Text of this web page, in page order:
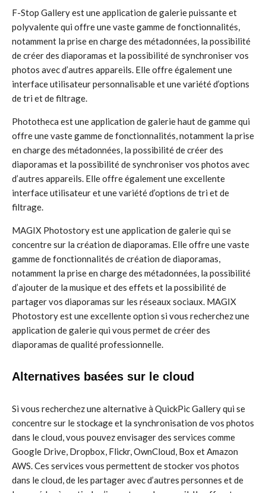
F-Stop Gallery est une application de galerie puissante et
polyvalente qui offre une vaste gamme de fonctionnalités,
notamment la prise en charge des métadonnées, la possibilité
de créer des diaporamas et la possibilité de synchroniser vos
photos avec d’autres appareils. Elle offre également une
interface utilisateur personnalisable et une variété d’options
de tri et de filtrage.
Phototheca est une application de galerie haut de gamme qui
offre une vaste gamme de fonctionnalités, notamment la prise
en charge des métadonnées, la possibilité de créer des
diaporamas et la possibilité de synchroniser vos photos avec
d’autres appareils. Elle offre également une excellente
interface utilisateur et une variété d’options de tri et de
filtrage.
MAGIX Photostory est une application de galerie qui se
concentre sur la création de diaporamas. Elle offre une vaste
gamme de fonctionnalités de création de diaporamas,
notamment la prise en charge des métadonnées, la possibilité
d’ajouter de la musique et des effets et la possibilité de
partager vos diaporamas sur les réseaux sociaux. MAGIX
Photostory est une excellente option si vous recherchez une
application de galerie qui vous permet de créer des
diaporamas de qualité professionnelle.
Alternatives basées sur le cloud
Si vous recherchez une alternative à QuickPic Gallery qui se
concentre sur le stockage et la synchronisation de vos photos
dans le cloud, vous pouvez envisager des services comme
Google Drive, Dropbox, Flickr, OwnCloud, Box et Amazon
AWS. Ces services vous permettent de stocker vos photos
dans le cloud, de les partager avec d’autres personnes et de